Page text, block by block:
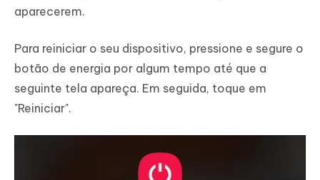
aparecerem.
Para reiniciar o seu dispositivo, pressione e segure o
botão de energia por algum tempo até que a
seguinte tela apareça. Em seguida, toque em
"Reiniciar".